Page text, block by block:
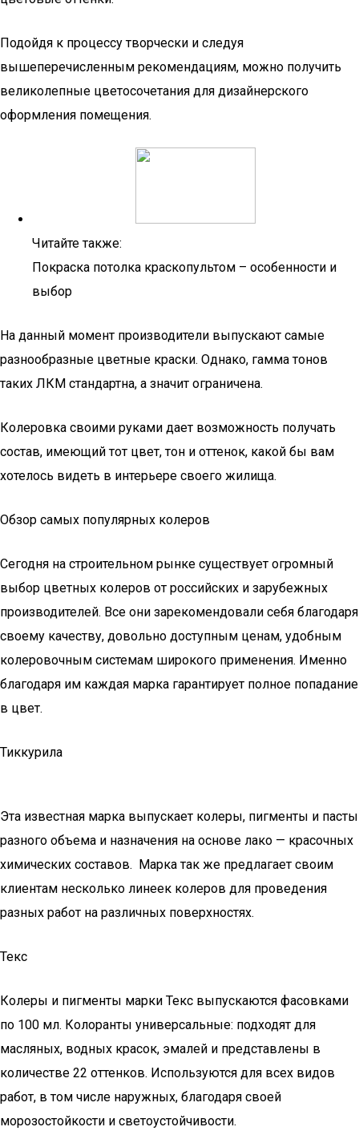
Подойдя к процессу творчески и следуя
вышеперечисленным рекомендациям, можно получить
великолепные цветосочетания для дизайнерского
оформления помещения.
Читайте также:
Покраска потолка краскопультом – особенности и
выбор
На данный момент производители выпускают самые
разнообразные цветные краски. Однако, гамма тонов
таких ЛКМ стандартна, а значит ограничена.
Колеровка своими руками дает возможность получать
состав, имеющий тот цвет, тон и оттенок, какой бы вам
хотелось видеть в интерьере своего жилища.
Обзор самых популярных колеров
Сегодня на строительном рынке существует огромный
выбор цветных колеров от российских и зарубежных
производителей. Все они зарекомендовали себя благодаря
своему качеству, довольно доступным ценам, удобным
колеровочным системам широкого применения. Именно
благодаря им каждая марка гарантирует полное попадание
в цвет.
Тиккурила
Эта известная марка выпускает колеры, пигменты и пасты
разного объема и назначения на основе лако — красочных
химических составов. Марка так же предлагает своим
клиентам несколько линеек колеров для проведения
разных работ на различных поверхностях.
Текс
Колеры и пигменты марки Текс выпускаются фасовками
по 100 мл. Колоранты универсальные: подходят для
масляных, водных красок, эмалей и представлены в
количестве 22 оттенков. Используются для всех видов
работ, в том числе наружных, благодаря своей
морозостойкости и светоустойчивости.